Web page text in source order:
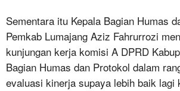
Sementara itu Kepala Bagian Humas
Pemkab Lumajang Aziz Fahrurrozi
kunjungan kerja komisi A DPRD
Bagian Humas dan Protokol dalam
evaluasi kinerja supaya lebih baik lagi